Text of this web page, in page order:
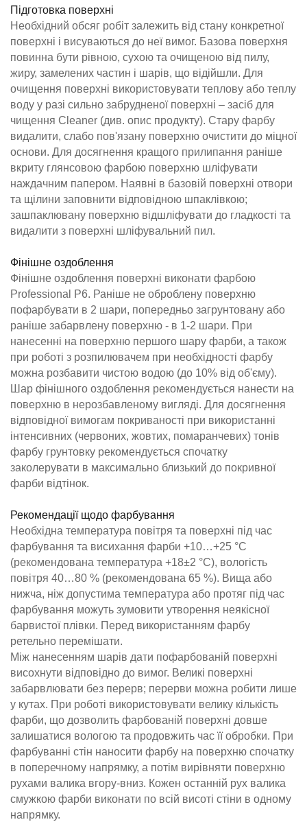
Підготовка поверхні
Необхідний обсяг робіт залежить від стану конкретної
поверхні і висуваються до неї вимог. Базова поверхня
повинна бути рівною, сухою та очищеною від пилу,
жиру, замелених частин і шарів, що відійшли. Для
очищення поверхні використовувати теплову або теплу
воду у разі сильно забрудненої поверхні – засіб для
чищення Cleaner (див. опис продукту). Стару фарбу
видалити, слабо пов'язану поверхню очистити до міцної
основи. Для досягнення кращого прилипання раніше
вкриту глянсовою фарбою поверхню шліфувати
наждачним папером. Наявні в базовій поверхні отвори
та щілини заповнити відповідною шпаклівкою;
зашпаклювану поверхню відшліфувати до гладкості та
видалити з поверхні шліфувальний пил.
Фінішне оздоблення
Фінішне оздоблення поверхні виконати фарбою
Professional P6. Раніше не оброблену поверхню
пофарбувати в 2 шари, попередньо загрунтовану або
раніше забарвлену поверхню - в 1-2 шари. При
нанесенні на поверхню першого шару фарби, а також
при роботі з розпилювачем при необхідності фарбу
можна розбавити чистою водою (до 10% від об'єму).
Шар фінішного оздоблення рекомендується нанести на
поверхню в нерозбавленому вигляді. Для досягнення
відповідної вимогам покриваності при використанні
інтенсивних (червоних, жовтих, помаранчевих) тонів
фарбу грунтовку рекомендується спочатку
заколерувати в максимально близький до покривної
фарби відтінок.
Рекомендації щодо фарбування
Необхідна температура повітря та поверхні під час
фарбування та висихання фарби +10…+25 °C
(рекомендована температура +18±2 °C), вологість
повітря 40…80 % (рекомендована 65 %). Вища або
нижча, ніж допустима температура або протяг під час
фарбування можуть зумовити утворення неякісної
барвистої плівки. Перед використанням фарбу
ретельно перемішати.
Між нанесенням шарів дати пофарбованій поверхні
висохнути відповідно до вимог. Великі поверхні
забарвлювати без перерв; перерви можна робити лише
у кутах. При роботі використовувати велику кількість
фарби, що дозволить фарбованій поверхні довше
залишатися вологою та продовжить час її обробки. При
фарбуванні стін наносити фарбу на поверхню спочатку
в поперечному напрямку, а потім вирівняти поверхню
рухами валика вгору-вниз. Кожен останній рух валика
смужкою фарби виконати по всій висоті стіни в одному
напрямку.